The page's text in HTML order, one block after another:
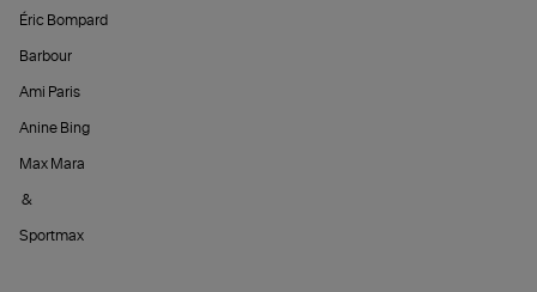
Éric Bompard
Barbour
Ami Paris
Anine Bing
Max Mara
&
Sportmax